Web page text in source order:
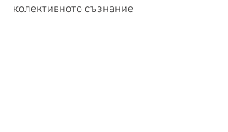
колективното съзнание